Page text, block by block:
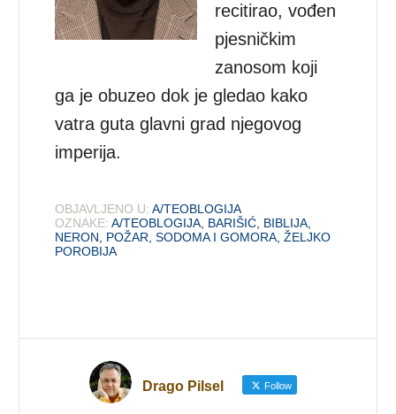
recitirao, vođen
pjesničkim
zanosom koji
ga je obuzeo dok je gledao kako
vatra guta glavni grad njegovog
imperija.
OBJAVLJENO U: A/TEOBLOGIJA
OZNAKE: A/TEOBLOGIJA, BARIŠIĆ, BIBLIJA,
NERON, POŽAR,SODOMA I GOMORA,ŽELJKO
POROBIJA
Drago Pilsel Follow